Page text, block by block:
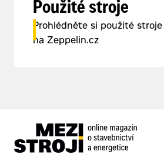
Použité stroje
Prohlédněte si použité stroje
na Zeppelin.cz